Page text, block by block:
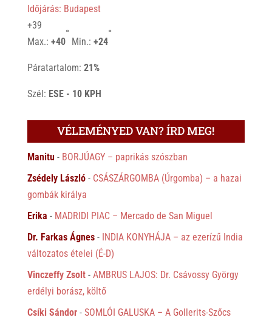
Időjárás: Budapest
+39
Max.: +40
°
Min.: +24
°
Páratartalom: 21%
Szél: ESE - 10 KPH
VÉLEMÉNYED VAN? ÍRD MEG!
Manitu- BORJÚAGY – paprikás szószban
Zsédely László- CSÁSZÁRGOMBA (Úrgomba) – a hazai
gombák királya
Erika - MADRIDI PIAC – Mercado de San Miguel
Dr. Farkas Ágnes- INDIA KONYHÁJA – az ezerízű India
változatos ételei (É-D)
Vinczeffy Zsolt- AMBRUS LAJOS: Dr. Csávossy György
erdélyi borász, költő
Csíki Sándor- SOMLÓI GALUSKA – A Gollerits-Szőcs